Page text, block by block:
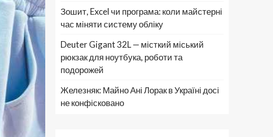
Зошит, Excel чи програма: коли майстерні
час міняти систему обліку
Deuter Gigant 32L — місткий міський
рюкзак для ноутбука, роботи та
подорожей
Железняк: Майно Ані Лорак в Україні досі
не конфісковано